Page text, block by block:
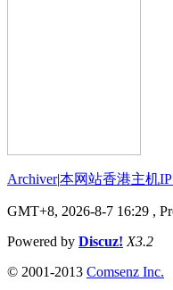
Archiver|本网站香港主机
GMT+8, 2026-8-7 16:29 ,
Powered by Discuz! X3.2
© 2001-2013 Comsenz Inc.